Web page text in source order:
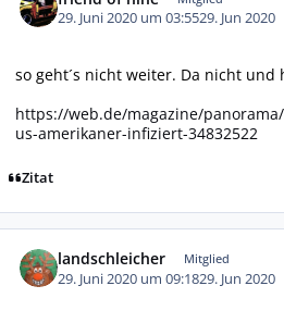
29. Juni 2020 um 03:5529. Jun 2020
so geht´s nicht weiter. Da nicht und
https://web.de/magazine/
us-amerikaner-infiziert-34832522
Zitat
landschleicher Mitglied
29. Juni 2020 um 09:1829. Jun 2020